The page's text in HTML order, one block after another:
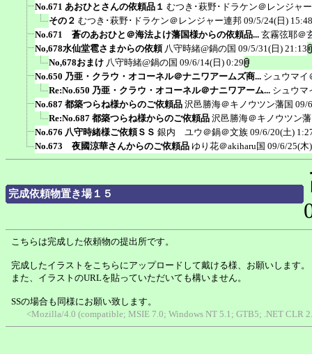
No.671 あおひとさんの依頼品１ むつき･萩野･ドラケン＠レンジャ
その２ むつき･萩野･ドラケン＠レンジャー連邦 09/5/24(日) 15:48
No.671 蒼のあおひと＠海法よけ藩国様からの依頼品... 玄霧弦耶＠
No,678水仙堂雹さまからの依頼 八守時緒@鍋の国 09/5/31(日) 21:13
No,678おまけ 八守時緒@鍋の国 09/6/14(日) 0:29
No.650 乃亜・クラウ・オコーネル＠ナニワアームズ商... シュウマイ
Re:No.650 乃亜・クラウ・オコーネル＠ナニワアーム... シュウマ
No.687 都築つらね様からのご依頼品 沢邑勝海＠キノウツン藩国 09/
Re:No.687 都築つらね様からのご依頼品 沢邑勝海＠キノウツン
No.676 八守時緒様ご依頼ＳＳ 銀内 ユウ＠鍋＠文族 09/6/20(土)
No.673 夜國涼華さんからのご依頼品 ゆり花＠akiharu国 09/6/25(木
完成依頼物置き場１５
こちらは完成した依頼物の提出所です。
完成したイラストをこちらにアップロードして戴ける様、お願いします。
また、イラストのURLを貼っていただいても構いません。
SSの場合も同様にお願い致します。
<Mozilla/4.0 (compatible; MSIE 7.0; Windows NT 5.1; GTB5; .NET CLR